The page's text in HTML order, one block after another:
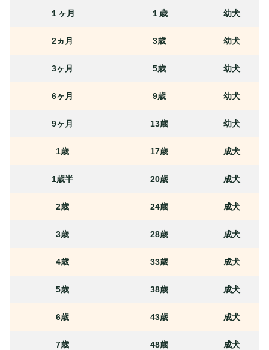
１ヶ月 １歳 幼犬
2ヵ月 3歳 幼犬
3ヶ月 5歳 幼犬
6ヶ月 9歳 幼犬
9ヶ月 13歳 幼犬
1歳 17歳 成犬
1歳半 20歳 成犬
2歳 24歳 成犬
3歳 28歳 成犬
4歳 33歳 成犬
5歳 38歳 成犬
6歳 43歳 成犬
7歳 48歳 成犬